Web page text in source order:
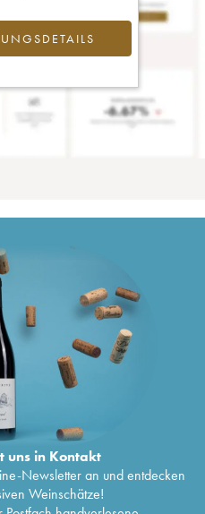
uns in Kontakt
Newsletter an und entdecken
Weinschätze!